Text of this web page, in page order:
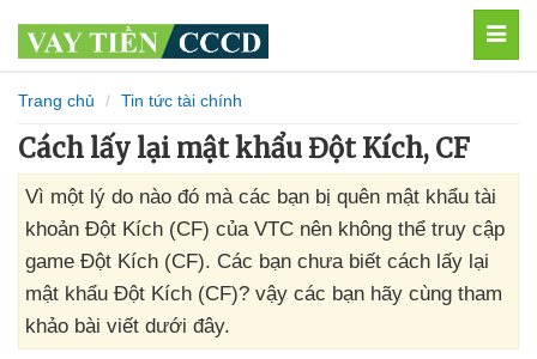
Trang chủ Tin tức tài chính
Cách lấy lại mật khẩu Đột Kích, CF
Vì một lý do nào đó mà các bạn bị quên mật khẩu tài
khoản Đột Kích (CF) của VTC nên không thể truy cập
game Đột Kích (CF). Các bạn chưa biết cách lấy lại
mật khẩu Đột Kích (CF)? vậy các bạn hãy cùng tham
khảo bài viết dưới đây.